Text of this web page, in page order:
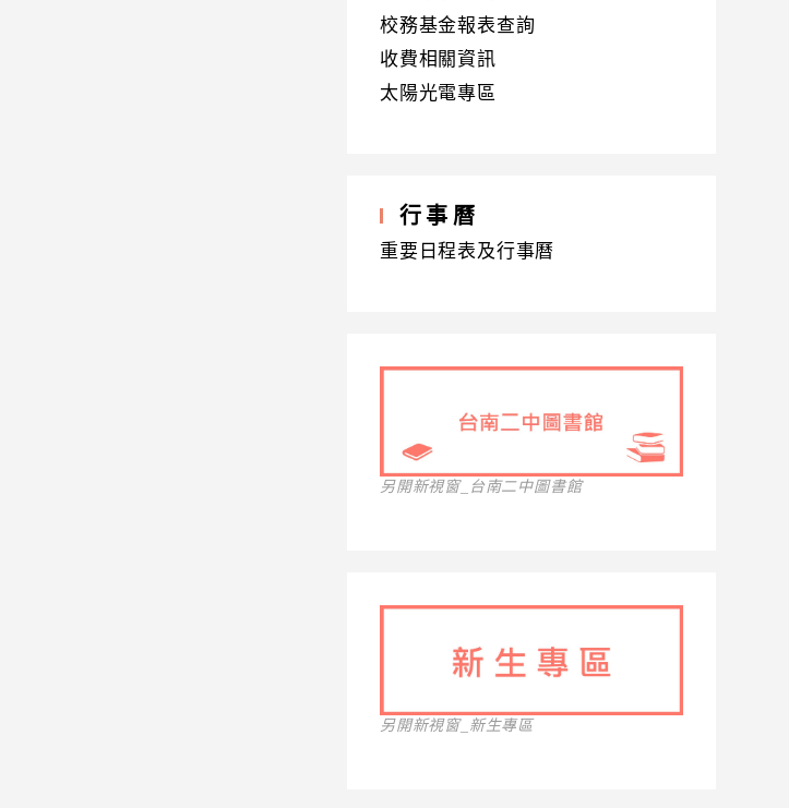
校務基金報表查詢
收費相關資訊
太陽光電專區
行事曆
重要日程表及行事曆
另開新視窗_台南二中圖書館
另開新視窗_新生專區